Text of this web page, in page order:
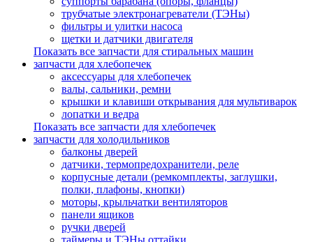
трубчатые электронагреватели (ТЭНы)
фильтры и улитки насоса
щетки и датчики двигателя
Показать все запчасти для стиральных машин
запчасти для хлебопечек
аксессуары для хлебопечек
валы, сальники, ремни
крышки и клавиши открывания для мультиварок
лопатки и ведра
Показать все запчасти для хлебопечек
запчасти для холодильников
балконы дверей
датчики, термопредохранители, реле
корпусные детали (ремкомплекты, заглушки,
полки, плафоны, кнопки)
моторы, крыльчатки вентиляторов
панели ящиков
ручки дверей
таймеры и ТЭНы оттайки